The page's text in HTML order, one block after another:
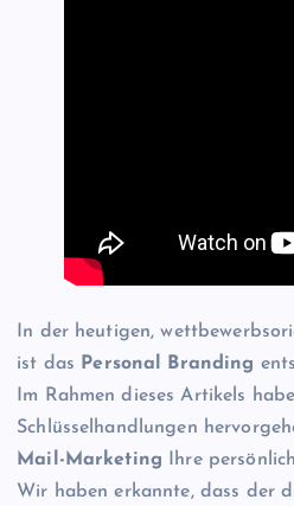
In der heutigen,
ist das Personal Branding
Im Rahmen dieses Artikels
Schlüsselhandlungen
Mail-Marketing Ihre
Wir haben erkannte, dass der